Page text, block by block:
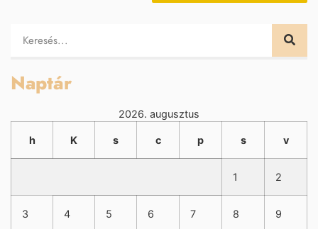
Naptár
2026. augusztus
h K s c p s v
1 2
3 4 5 6 7 8 9